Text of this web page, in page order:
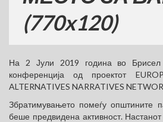
На 2 Јули 2019 година во Брисел
конференција од проектот
ALTERNATIVES NARRATIVES
Збратимувањето помеѓу општините
беше предвидена активност.